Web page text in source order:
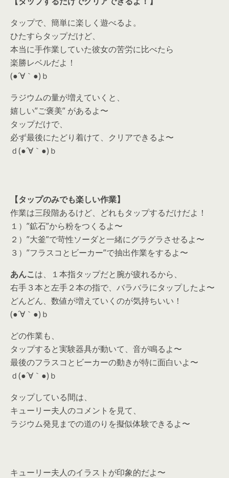
タップで、簡単に楽しく遊べるよ。
ひたすらタップだけど、
本当に手作業していた彼女の苦労に比べたら
楽勝レベルだよ！
(●´∀｀●)ｂ
ラジウムの量が増えていくと、
嬉しい”ご褒美” があるよ〜
タップだけで、
必ず最後にたどり着けて、クリアできるよ〜
ｄ(●´∀｀●)ｂ
【タップのみでも楽しい作業】
作業は三段階あるけど、どれもタップするだけだよ！
１）”鉱石”から粉をつくるよ〜
２）”大釜”で苛性ソーダと一緒にグラグラさせるよ〜
３）”フラスコとビーカー”で抽出作業をするよ〜
あんこは、１本指タップだと腕が疲れるから、
右手３本と左手２本の指で、バラバラにタップしたよ〜
どんどん、数値が増えていくのが気持ちいい！
(●´∀｀●)ｂ
どの作業も、
タップすると実験器具が動いて、音が鳴るよ〜
最後のフラスコとビーカーの動きが特に面白いよ〜
ｄ(●´∀｀●)ｂ
タップしている間は、
キューリー夫人のコメントを見て、
ラジウム発見までの道のりを擬似体験できるよ〜
キューリー夫人のイラストが印象的だよ〜